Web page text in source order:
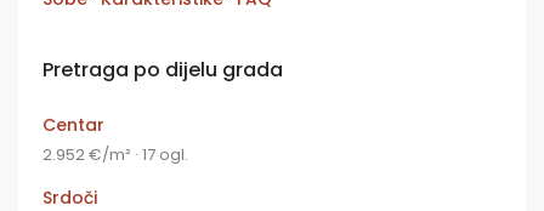
Pretraga po dijelu grada
Centar
2.952 €/m² · 17 ogl.
Srdoči